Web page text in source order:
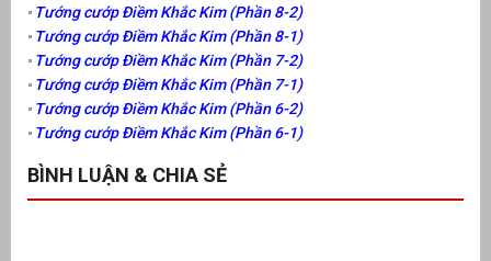
Tướng cướp Điềm Khắc Kim (Phần 8-2)
Tướng cướp Điềm Khắc Kim (Phần 8-1)
Tướng cướp Điềm Khắc Kim (Phần 7-2)
Tướng cướp Điềm Khắc Kim (Phần 7-1)
Tướng cướp Điềm Khắc Kim (Phần 6-2)
Tướng cướp Điềm Khắc Kim (Phần 6-1)
BÌNH LUẬN & CHIA SẺ